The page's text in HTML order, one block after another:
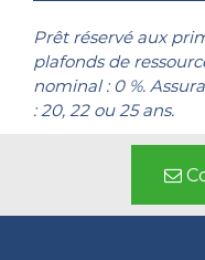
Prêt réservé aux
plafonds de
nominal : 0 %.
: 20, 22 ou 25 ans.